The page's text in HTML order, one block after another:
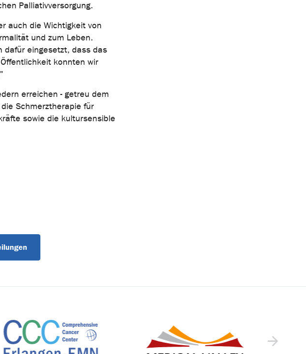
Palliativversorgung.
auch die Wichtigkeit von
und zum Leben.
dafür eingesetzt, dass das
konnten wir
erreichen - getreu dem
Schmerztherapie für
sowie die kultursensible